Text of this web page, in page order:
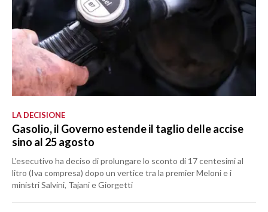
LA DECISIONE
Gasolio, il Governo estende il taglio delle accise
sino al 25 agosto
L'esecutivo ha deciso di prolungare lo sconto di 17 centesimi al
litro (Iva compresa) dopo un vertice tra la premier Meloni e i
ministri Salvini, Tajani e Giorgetti